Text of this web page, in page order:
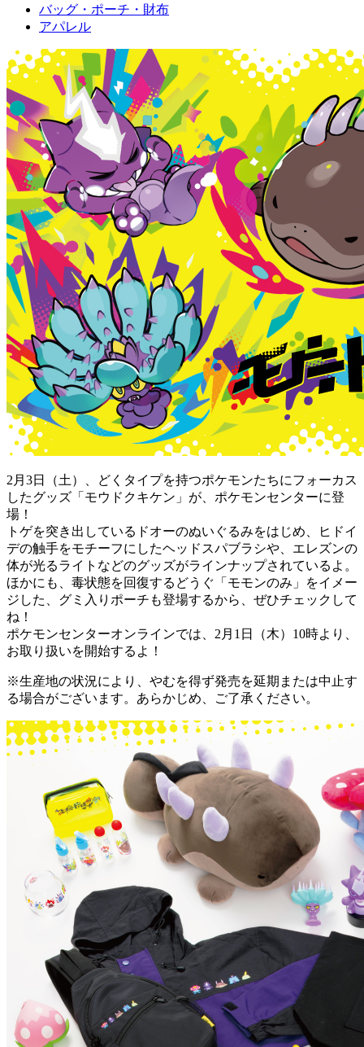
バッグ・ポーチ・財布
アパレル
2月3日（土）、どくタイプを持つポケモンたちにフォーカス
したグッズ「モウドクキケン」が、ポケモンセンターに登
場！
トゲを突き出しているドオーのぬいぐるみをはじめ、ヒドイ
デの触手をモチーフにしたヘッドスパブラシや、エレズンの
体が光るライトなどのグッズがラインナップされているよ。
ほかにも、毒状態を回復するどうぐ「モモンのみ」をイメー
ジした、グミ入りポーチも登場するから、ぜひチェックして
ね！
ポケモンセンターオンラインでは、2月1日（木）10時より、
お取り扱いを開始するよ！
※生産地の状況により、やむを得ず発売を延期または中止す
る場合がございます。あらかじめ、ご了承ください。